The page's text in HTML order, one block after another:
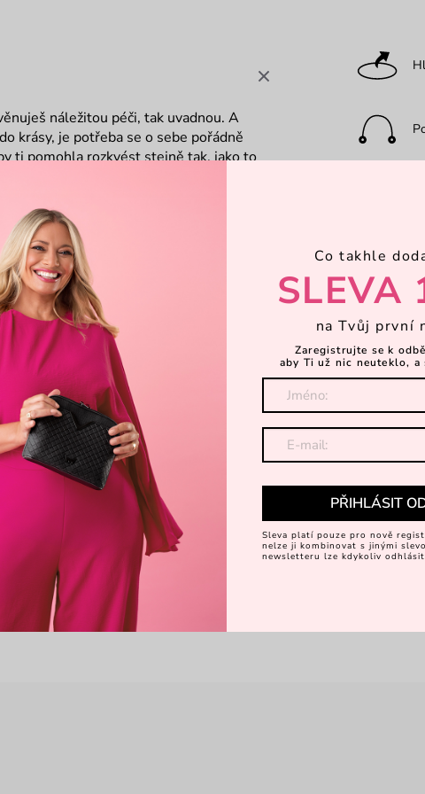
náležitou péči, tak uvadnou. A
krásy, je potřeba se o sebe pořádně
ti pomohla rozkvést stejně tak, jako to
příběh
a textilní umělkyní,
jedné osobě je všestranná
Objevte
Co takhle
SLEVA
na Tvůj první
Zaregistrujte se k
aby Ti už nic neuteklo, a
PŘIHLÁSIT
Sleva platí pouze pro nově
nelze ji kombinovat s jinými
newsletteru lze kdykoliv